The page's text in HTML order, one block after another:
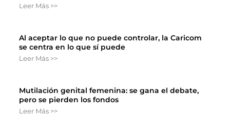
Leer Más >>
Al aceptar lo que no puede controlar, la Caricom
se centra en lo que sí puede
Leer Más >>
Mutilación genital femenina: se gana el debate,
pero se pierden los fondos
Leer Más >>